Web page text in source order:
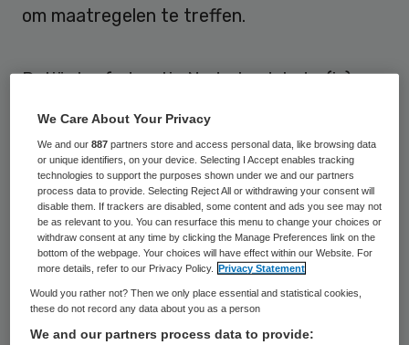
om maatregelen te treffen.
Patiëntenfederatie Nederland, Ieder(in) en
doen zij in aanloop naar het Kamerdebat
volgende week over de begroting van het
ministerie van VWS voor 2024. “In een rijk en
beschaafd land als Nederland mag dat niet
mogelijk zijn”, stelt Arthur Schellekens,
directeur-bestuurder Patiëntenfederatie
Nederland.
We Care About Your Privacy
We and our887 partners store and access personal data, like browsing data
or unique identifiers, on your device. Selecting I Accept enables tracking
technologies to support the purposes shown under we and our partners
process data to provide. Selecting Reject All or withdrawing your consent will
disable them. If trackers are disabled, some content and ads you see may not
be as relevant to you. You can resurface this menu to change your choices or
withdraw consent at any time by clicking the Manage Preferences link on the
bottom of the webpage. Your choices will have effect within our Website. For
more details, refer to our Privacy Policy.
Privacy Statement
Would you rather not? Then we only place essential and statistical cookies,
these do not record any data about you as a person
We and our partners process data to provide: